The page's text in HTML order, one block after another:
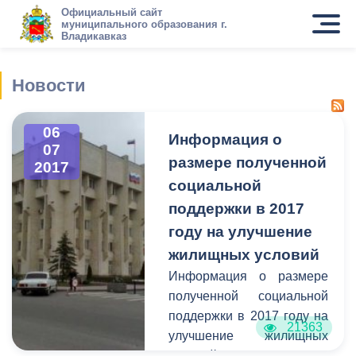
Официальный сайт
муниципального образования г.
Владикавказ
Новости
06
07
2017
Информация о
размере полученной
социальной
поддержки в 2017
году на улучшение
жилищных условий
Информация о размере
полученной социальной
поддержки в 2017 году на
улучшение жилищных
21363